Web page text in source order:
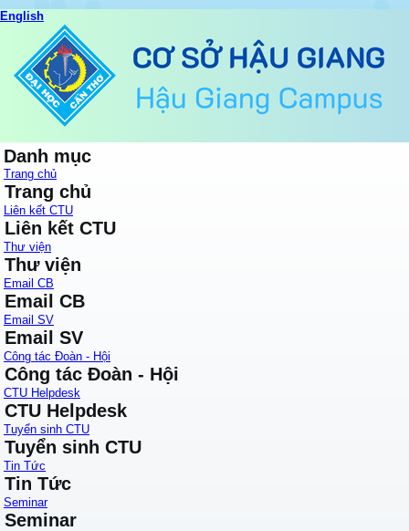
English
Danh mục
Trang chủ
Trang chủ
Liên kết CTU
Liên kết CTU
Thư viện
Thư viện
Email CB
Email CB
Email SV
Email SV
Công tác Đoàn - Hội
Công tác Đoàn - Hội
CTU Helpdesk
CTU Helpdesk
Tuyển sinh CTU
Tuyển sinh CTU
Tin Tức
Tin Tức
Seminar
Seminar